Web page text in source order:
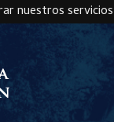
nuestros